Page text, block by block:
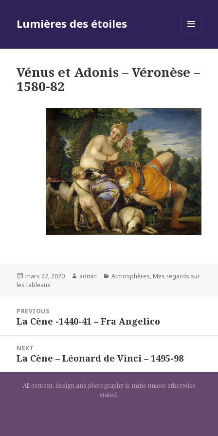
Lumières des étoiles
Vénus et Adonis – Véronèse –
1580-82
Posted
on
mars 22, 2020 Author
admin Categories
Atmosphères, Mes regards sur
les tableaux
l’article
PREVIOUS
Previous
La Cène -1440-41 – Fra Angelico
NEXT
Next
post:
La Cène – Léonard de Vinci – 1495-98
All content, design and photography is mine unless otherwise
stated.